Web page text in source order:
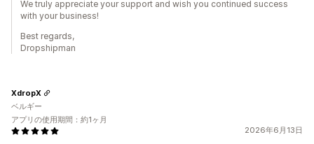
We truly appreciate your support and wish you continued success
with your business!
Best regards,
Dropshipman
2026年6月13日
XdropX
ベルギー
アプリの使用期間：約1ヶ月